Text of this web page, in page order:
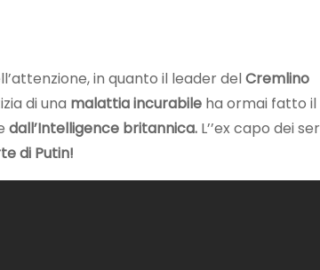
in quanto il leader delCremlino
di una malattia incurabile ha ormai fatto il
dall’Intelligence britannica. L’’ex capo dei
di Putin!